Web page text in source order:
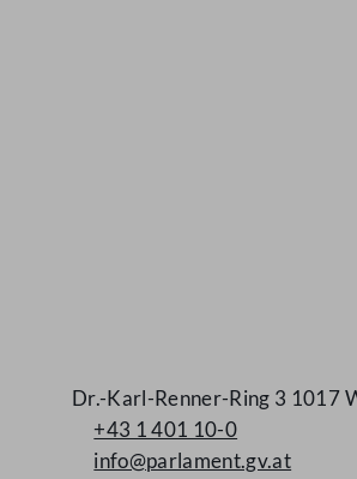
Dr.-Karl-Renner-Ring 3 1017
+43 1 401 10-0
info@parlament.gv.at